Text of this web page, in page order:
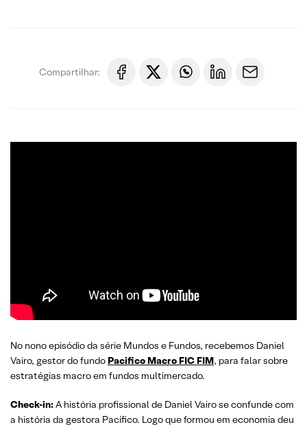
Compartilhar:
No nono episódio da série Mundos e Fundos, recebemos Daniel
Vairo, gestor do fundo Pacifico Macro FIC FIM, para falar sobre
estratégias macro em fundos multimercado.
Check-in:A história profissional de Daniel Vairo se confunde com
a história da gestora Pacífico. Logo que formou em economia deu